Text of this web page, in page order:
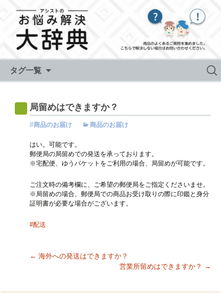
タグ一覧
検
局留めはできますか？
商品のお届け 商品のお届け
はい。可能です。
郵便局の局留めでの発送を承っております。
※宅配便、ゆうパケットをご利用の場合、局留めが可能です。
ご注文時の備考欄に、ご希望の郵便局をご指定くださいませ。
※局留めの場合、郵便局での商品お受け取りの際に印鑑と身分
証明書が必要な場合がございます。
#配送
← 海外への発送はできますか？
営業所留めはできますか？ →